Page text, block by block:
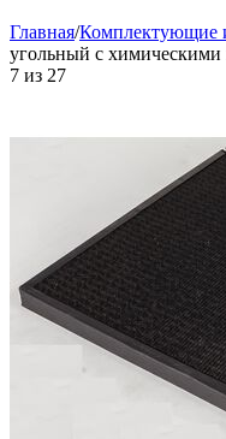
Главная/Комплектующие
угольный с химическими
7 из 27